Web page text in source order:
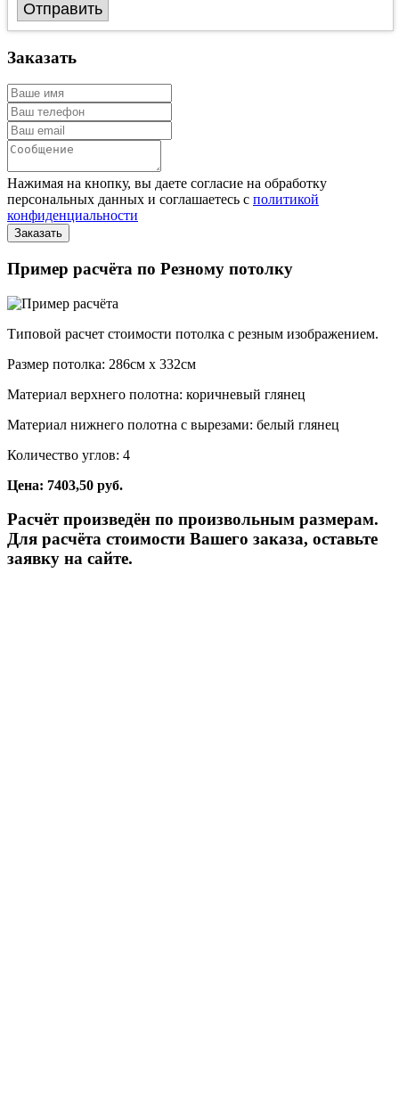
Отправить
Заказать
Нажимая на кнопку, вы даете согласие на обработку
персональных данных и соглашаетесь с политикой
конфиденциальности
Пример расчёта по Резному потолку
Типовой расчет стоимости потолка с резным изображением.
Размер потолка: 286см x 332см
Материал верхнего полотна: коричневый глянец
Материал нижнего полотна с вырезами: белый глянец
Количество углов: 4
Цена: 7403,50 руб.
Расчёт произведён по произвольным размерам.
Для расчёта стоимости Вашего заказа, оставьте
заявку на сайте.